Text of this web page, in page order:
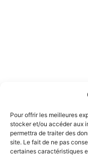
Pour offrir les meilleures
stocker et/ou accéder aux
permettra de traiter des
site. Le fait de ne pas
certaines caractéristiques